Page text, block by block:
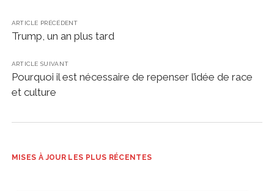
ARTICLE PRÉCÉDENT
Trump, un an plus tard
ARTICLE SUIVANT
Pourquoi il est nécessaire de repenser l’idée de race
et culture
MISES À JOUR LES PLUS RÉCENTES